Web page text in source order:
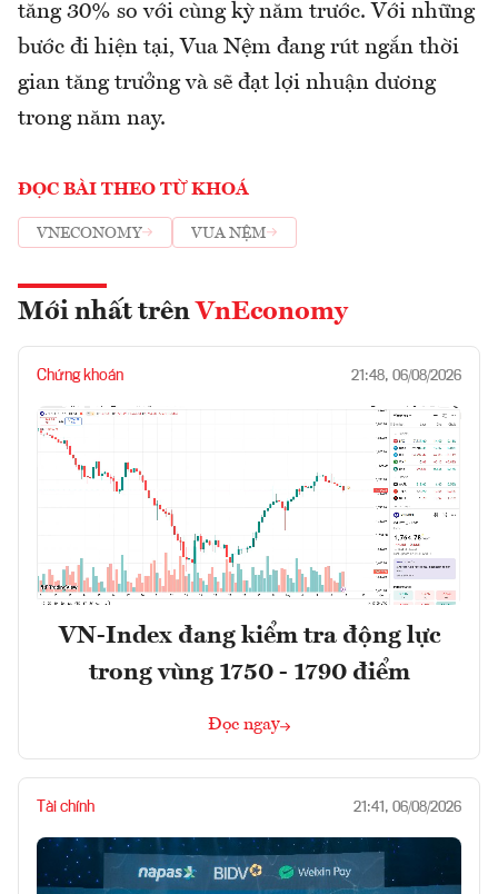
tăng 30% so với cùng kỳ năm trước. Với những
bước đi hiện tại, Vua Nệm đang rút ngắn thời
gian tăng trưởng và sẽ đạt lợi nhuận dương
trong năm nay.
ĐỌC BÀI THEO TỪ KHOÁ
VNECONOMY VUA NỆM
Mới nhất trên VnEconomy
Chứng khoán 21:48, 06/08/2026
VN-Index đang kiểm tra động lực
trong vùng 1750 - 1790 điểm
Đọc ngay
Tài chính 21:41, 06/08/2026